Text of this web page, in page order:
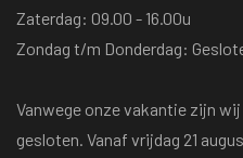
Zaterdag: 09.00 - 16.00u
Zondag t/m Donderdag:
Vanwege onze vakantie zijn
gesloten. Vanaf vrijdag 21